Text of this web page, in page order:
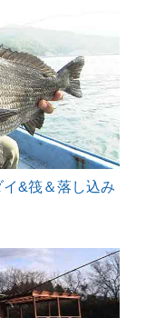
&筏＆落し込み